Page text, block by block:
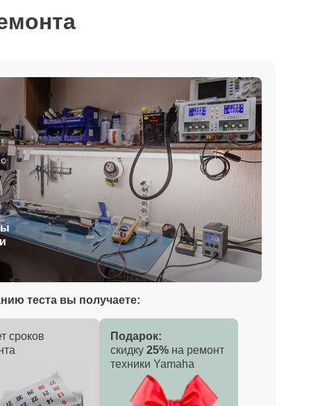
теста вы получаете:
сроков
Подарок:
скидку 25% на ремонт
техники Yamaha